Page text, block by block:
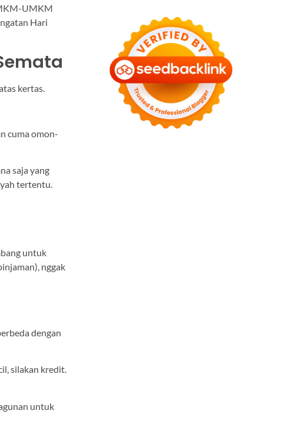
UMKM
Hari
kertas.
cuma omon-
saja yang
tertentu.
untuk
nggak
dengan
silakan kredit.
untuk